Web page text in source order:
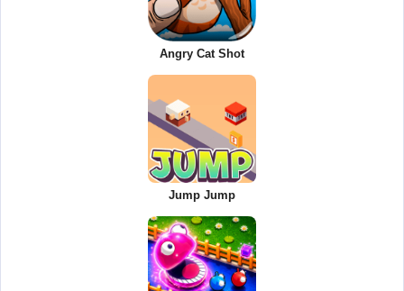
Angry Cat Shot
Jump Jump